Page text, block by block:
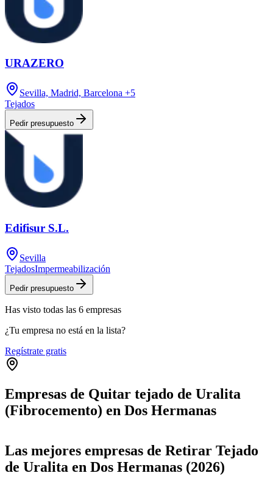
URAZERO
Sevilla, Madrid, Barcelona +5
Tejados
Pedir presupuesto
Edifisur S.L.
Sevilla
TejadosImpermeabilización
Pedir presupuesto
Has visto todas las 6 empresas
¿Tu empresa no está en la lista?
Regístrate gratis
Empresas de Quitar tejado de Uralita
(Fibrocemento) en Dos Hermanas
+
−
Las mejores empresas de Retirar Tejado
de Uralita en Dos Hermanas (2026)